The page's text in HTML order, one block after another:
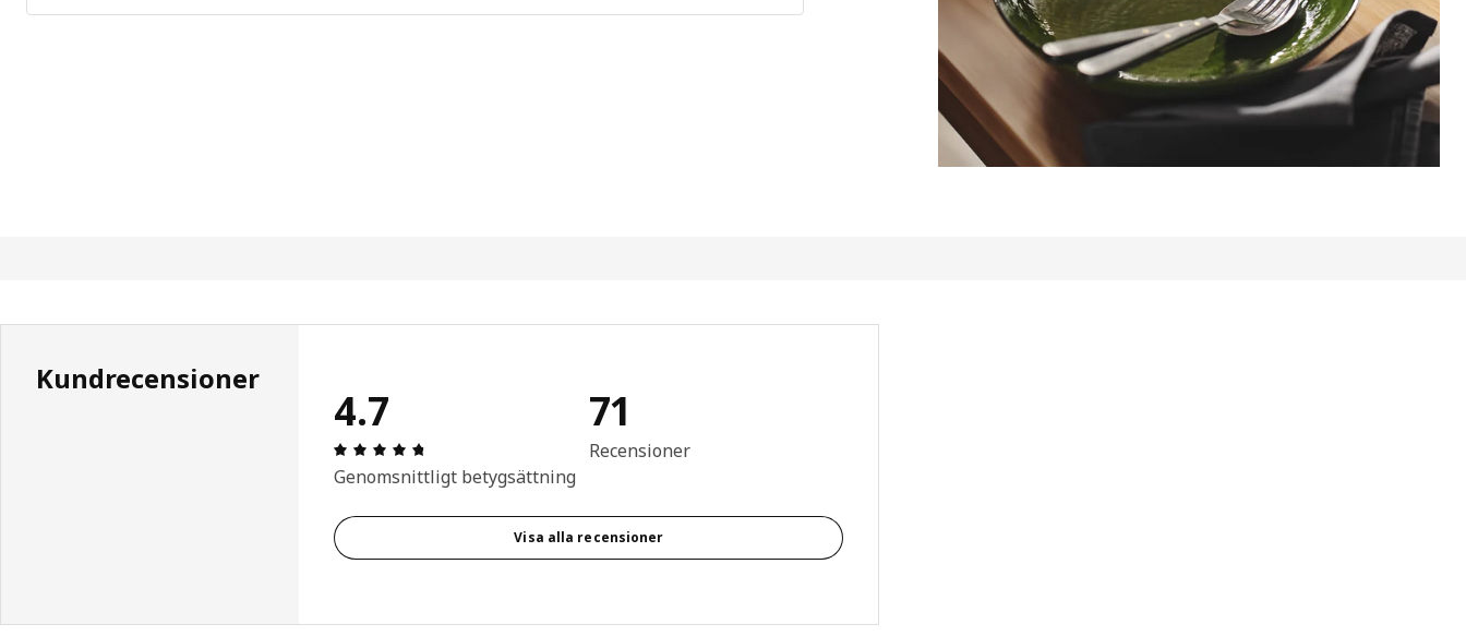
Kundrecensioner
4.7
Recension: 4.7 / 5 stjärnor. Totalt antal recensioner: 71
Genomsnittligt betygsättning
71
Recensioner
Visa alla recensioner